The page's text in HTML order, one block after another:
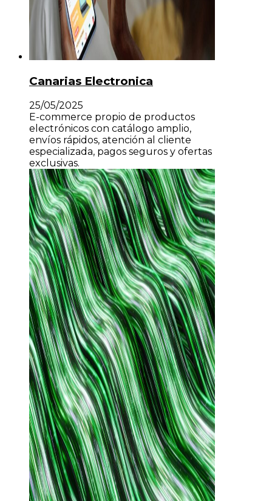
Canarias Electronica
25/05/2025
E-commerce propio de productos
electrónicos con catálogo amplio,
envíos rápidos, atención al cliente
especializada, pagos seguros y ofertas
exclusivas.